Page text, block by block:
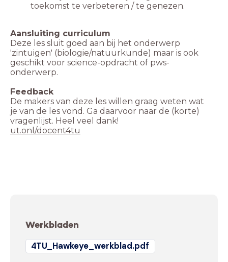
toekomst te verbeteren / te genezen.
Deze les sluit goed aan bij het onderwerp
'zintuigen' (biologie/natuurkunde) maar is ook
geschikt voor science-opdracht of pws-
onderwerp.
De makers van deze les willen graag weten wat
je van de les vond. Ga daarvoor naar de (korte)
ut.onl/docent4tu
Werkbladen
4TU_Hawkeye_werkblad.pdf